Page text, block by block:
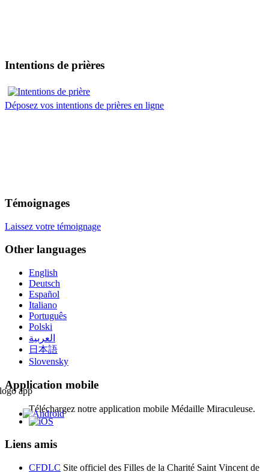
Intentions de prières
Déposez vos intentions de prières en ligne
Témoignages
Laissez votre témoignage
Other languages
English
Deutsch
Español
Italiano
Português
Polski
العربية
日本語
Slovensky
Application mobile
Téléchargez notre application mobile Médaille Miraculeuse.
Liens amis
CFDLC Site officiel des Filles de la Charité Saint Vincent de